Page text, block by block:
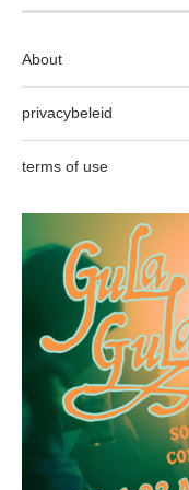
About
privacybeleid
terms of use